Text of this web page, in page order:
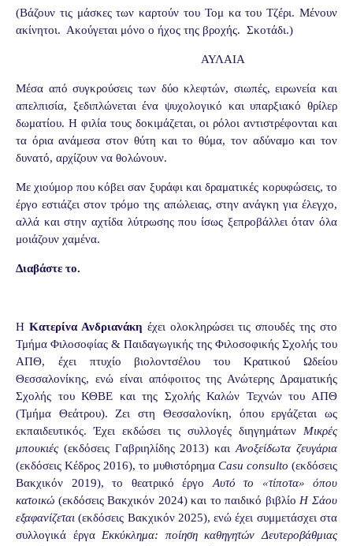
(Βάζουν τις μάσκες των καρτούν του Τομ κα του Τζέρι. Μένουν
ακίνητοι. Ακούγεται μόνο ο ήχος της βροχής. Σκοτάδι.)
ΑΥΛΑΙΑ
Μέσα από συγκρούσεις των δύο κλεφτών, σιωπές, ειρωνεία και
απελπισία, ξεδιπλώνεται ένα ψυχολογικό και υπαρξιακό θρίλερ
δωματίου. Η φιλία τους δοκιμάζεται, οι ρόλοι αντιστρέφονται και
τα όρια ανάμεσα στον θύτη και το θύμα, τον αδύναμο και τον
δυνατό, αρχίζουν να θολώνουν.
Με χιούμορ που κόβει σαν ξυράφι και δραματικές κορυφώσεις, το
έργο εστιάζει στον τρόμο της απώλειας, στην ανάγκη για έλεγχο,
αλλά και στην αχτίδα λύτρωσης που ίσως ξεπροβάλλει όταν όλα
μοιάζουν χαμένα.
Διαβάστε το.
Η Κατερίνα Ανδριανάκη έχει ολοκληρώσει τις σπουδές της στο
Τμήμα Φιλοσοφίας & Παιδαγωγικής της Φιλοσοφικής Σχολής του
ΑΠΘ, έχει πτυχίο βιολοντσέλου του Κρατικού Ωδείου
Θεσσαλονίκης, ενώ είναι απόφοιτος της Ανώτερης Δραματικής
Σχολής του ΚΘΒΕ και της Σχολής Καλών Τεχνών του ΑΠΘ
(Τμήμα Θεάτρου). Ζει στη Θεσσαλονίκη, όπου εργάζεται ως
εκπαιδευτικός. Έχει εκδώσει τις συλλογές διηγημάτων Μικρές
μπουκιές (εκδόσεις Γαβριηλίδης 2013) καιΑνοξείδωτα ζευγάρια
(εκδόσεις Κέδρος 2016), το μυθιστόρημα Casu consulto (εκδόσεις
Βακχικόν 2019), το θεατρικό έργο Αυτό το «τίποτα» όπου
κατοικώ (εκδόσεις Βακχικόν 2024) και το παιδικό βιβλίο Η Σάου
εξαφανίζεται (εκδόσεις Βακχικόν 2025), ενώ έχει συμμετάσχει στα
συλλογικά έργα Εκκύκλημα: ποίηση καθηγητών Δευτεροβάθμιας